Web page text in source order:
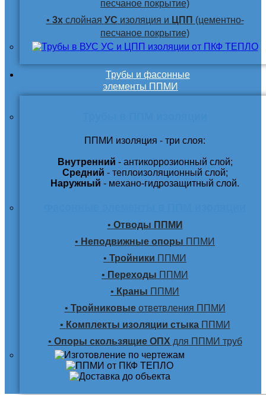
песчаное покрытие)
• 3хслойная УС изоляция и ЦПП (цементно-
песчаное покрытие)
Трубы и фасонные
элементы ППМИ
ППМИ изоляция - три слоя:
Внутренний - антикоррозионный слой;
Средний - теплоизоляционный слой;
Наружный - механо-гидрозащитный слой.
• Отводы ППМИ
• Неподвижные опоры ППМИ
• Тройники ППМИ
• Переходы ППМИ
• Краны ППМИ
• Тройниковыеответвления ППМИ
• Комплекты изоляции стыкаППМИ
• Опоры скользящие ОПХ для ППМИ труб